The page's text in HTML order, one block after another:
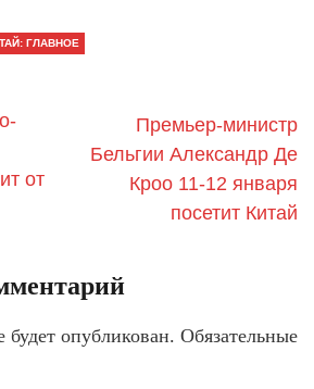
ГЛАВНОЕ
от
Премьер-министр
Бельгии Александр Де
Кроо 11-12 января
посетит Китай
опубликован. Обязательные